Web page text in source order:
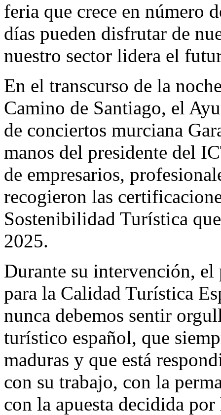
feria que crece en número
días pueden disfrutar de
nuestro sector lidera el
En el transcurso de la
Camino de Santiago, el
de conciertos murciana
manos del presidente del
de empresarios,
recogieron las
Sostenibilidad Turística
2025.
Durante su intervención,
para la Calidad Turística
nunca debemos sentir
turístico español, que
maduras y que está
con su trabajo, con la
con la apuesta decidida